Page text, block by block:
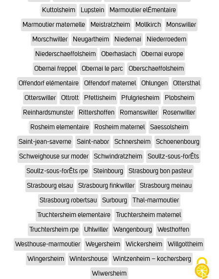
Kuttolsheim
Lupstein
Marmoutier elÉmentaire
Marmoutier maternelle
Meistratzheim Mollkirch
Monswiller
Morschwiller
Neugartheim Niedernai
Niederroedern
Niederschaeffolsheim
Oberhaslach
Obernai europe
Obernai freppel
Obernai le parc
Oberschaeffolsheim
Offendorf elémentaire
Offendorf maternel Ohlungen
Ottersthal
Otterswiller
Ottrott Pfettisheim Pfulgriesheim
Plobsheim
Reinhardsmunster
Rittershoffen Romanswiller
Rosenwiller
Rosheim elementaire
Rosheim maternel
Saessolsheim
Saint-jean-saverne
Saint-nabor Schnersheim
Schoenenbourg
Schweighouse sur moder
Schwindratzheim
Soultz-sous-forÊts
Soultz-sous-forÊts rpe
Steinbourg
Strasbourg bon pasteur
Strasbourg elsau
Strasbourg finkwiller
Strasbourg meinau
Strasbourg robertsau
Surbourg
Thal-marmoutier
Truchtersheim elementaire
Truchtersheim maternel
Truchtersheim rpe
Uhlwiller Wangenbourg
Westhoffen
Westhouse-marmoutier
Weyersheim Wickersheim
Willgottheim
Wingersheim
Wintershouse
Wintzenheim – kochersberg
Wiwersheim